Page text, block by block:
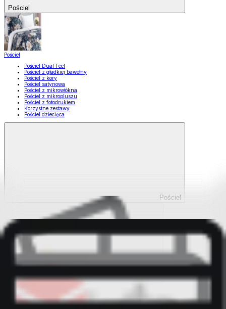
Pościel
Pościel
Pościel Dual Feel
Pościel z gładkiej bawełny
Pościel z kory
Pościel satynowa
Pościel z mikrowłókna
Pościel z mikropluszu
Pościel z fotodrukiem
Korzystne zestawy
Pościel dziecięca
Pościel